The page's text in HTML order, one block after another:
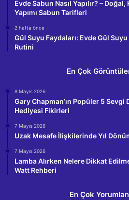
Evde Sabun Nasıl Yapılır? –
Yapımı Sabun Tarifleri
2 hafta önce
Gül Suyu Faydaları: Evde Gül Suyu
Rutini
En Çok
8 Mayıs 2026
Gary Chapman’ın Popüler 5 Sevgi
Hediyesi Fikirleri
7 Mayıs 2026
Uzak Mesafe İlişkilerinde Yıl
7 Mayıs 2026
Lamba Alırken Nelere Dikkat
Watt Rehberi
En Çok